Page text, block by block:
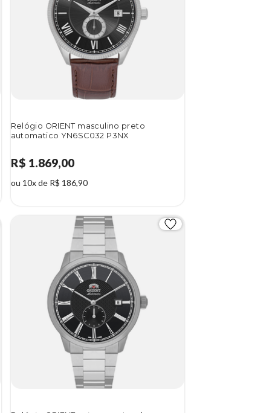
Relógio ORIENT masculino preto
automatico YN6SC032 P3NX
R$ 1.869,00
ou 10x de R$ 186,90